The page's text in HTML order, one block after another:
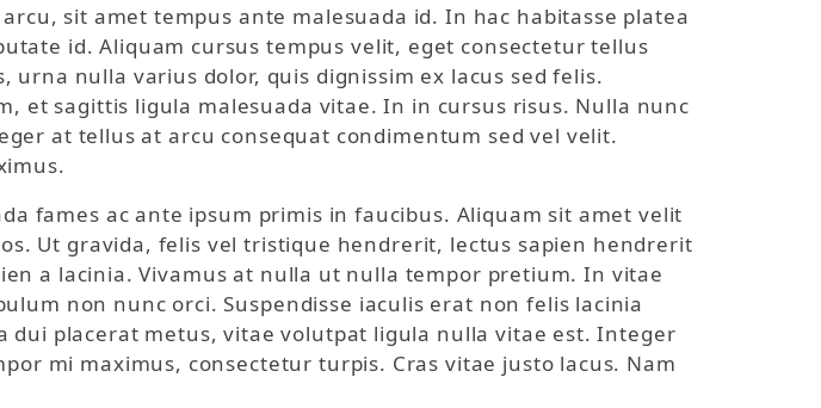
sit amet tempus ante malesuada id. In hac habitasse platea
id. Aliquam cursus tempus velit, eget consectetur tellus
nulla varius dolor, quis dignissim ex lacus sed felis.
et sagittis ligula malesuada vitae. In in cursus risus. Nulla nunc
at tellus at arcu consequat condimentum sed vel velit.
fames ac ante ipsum primis in faucibus. Aliquam sit amet velit
Ut gravida, felis vel tristique hendrerit, lectus sapien hendrerit
a lacinia. Vivamus at nulla ut nulla tempor pretium. In vitae
non nunc orci. Suspendisse iaculis erat non felis lacinia
placerat metus, vitae volutpat ligula nulla vitae est. Integer
mi maximus, consectetur turpis. Cras vitae justo lacus. Nam